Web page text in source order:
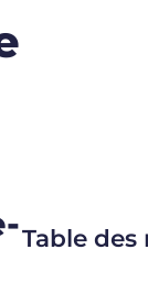
Table des